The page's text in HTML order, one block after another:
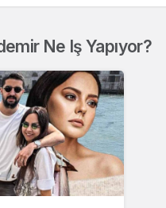
Ne Iş Yapıyor?